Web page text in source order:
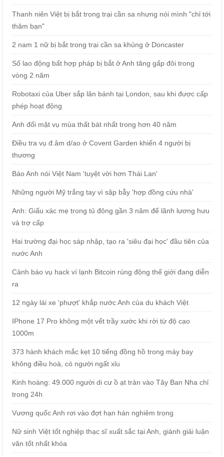
Thanh niên Việt bị bắt trong trại cần sa nhưng nói mình "chỉ tới
thăm bạn"
2 nam 1 nữ bị bắt trong trại cần sa khủng ở Doncaster
Số lao động bất hợp pháp bị bắt ở Anh tăng gấp đôi trong
vòng 2 năm
Robotaxi của Uber sắp lăn bánh tại London, sau khi được cấp
phép hoạt động
Anh đối mặt vụ mùa thất bát nhất trong hơn 40 năm
Điều tra vụ đ.âm d/ao ở Covent Garden khiến 4 người bị
thương
Báo Anh nói Việt Nam 'tuyệt vời hơn Thái Lan'
Những người Mỹ trắng tay vì sập bẫy 'hợp đồng cứu nhà'
Anh: Giấu xác mẹ trong tủ đông gần 3 năm để lãnh lương hưu
và trợ cấp
Hai trường đại học sáp nhập, tạo ra 'siêu đại học' đầu tiên của
nước Anh
Cảnh báo vụ hack ví lạnh Bitcoin rúng động thế giới đang diễn
ra
12 ngày lái xe 'phượt' khắp nước Anh của du khách Việt
IPhone 17 Pro không một vết trầy xước khi rời từ độ cao
1000m
373 hành khách mắc kẹt 10 tiếng đồng hồ trong máy bay
không điều hoà, có người ngất xỉu
Kinh hoàng: 49.000 người di cư ồ ạt tràn vào Tây Ban Nha chỉ
trong 24h
Vương quốc Anh rơi vào đợt hạn hán nghiêm trọng
Nữ sinh Việt tốt nghiệp thạc sĩ xuất sắc tại Anh, giành giải luận
văn tốt nhất khóa